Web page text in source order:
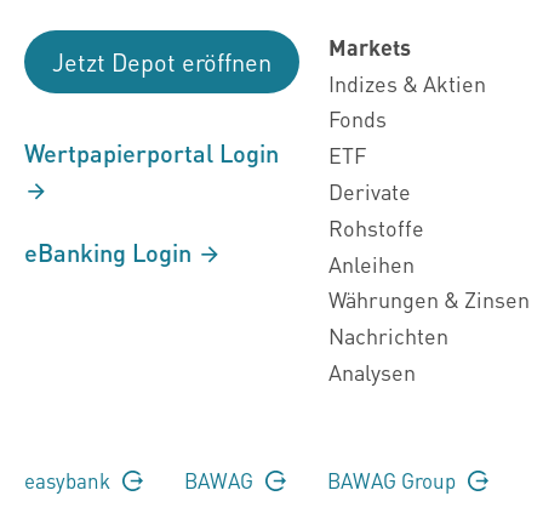
Jetzt Depot eröffnen
Wertpapierportal Login
eBanking Login
Markets
Indizes & Aktien
Fonds
ETF
Derivate
Rohstoffe
Anleihen
Währungen & Zinsen
Nachrichten
Analysen
easybank BAWAG BAWAG Group